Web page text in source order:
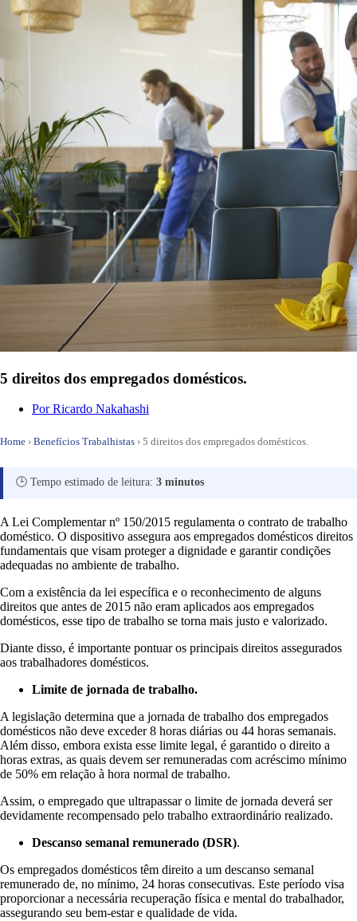
5 direitos dos empregados domésticos.
PorRicardo Nakahashi
Home › Benefícios Trabalhistas › 5 direitos dos empregados domésticos.
🕒 Tempo estimado de leitura: 3 minutos
A Lei Complementar nº 150/2015 regulamenta o contrato de trabalho
doméstico. O dispositivo assegura aos empregados domésticos direitos
fundamentais que visam proteger a dignidade e garantir condições
adequadas no ambiente de trabalho.
Com a existência da lei específica e o reconhecimento de alguns
direitos que antes de 2015 não eram aplicados aos empregados
domésticos, esse tipo de trabalho se torna mais justo e valorizado.
Diante disso, é importante pontuar os principais direitos assegurados
aos trabalhadores domésticos.
Limite de jornada de trabalho.
A legislação determina que a jornada de trabalho dos empregados
domésticos não deve exceder 8 horas diárias ou 44 horas semanais.
Além disso, embora exista esse limite legal, é garantido o direito a
horas extras, as quais devem ser remuneradas com acréscimo mínimo
de 50% em relação à hora normal de trabalho.
Assim, o empregado que ultrapassar o limite de jornada deverá ser
devidamente recompensado pelo trabalho extraordinário realizado.
Descanso semanal remunerado (DSR).
Os empregados domésticos têm direito a um descanso semanal
remunerado de, no mínimo, 24 horas consecutivas. Este período visa
proporcionar a necessária recuperação física e mental do trabalhador,
assegurando seu bem-estar e qualidade de vida.